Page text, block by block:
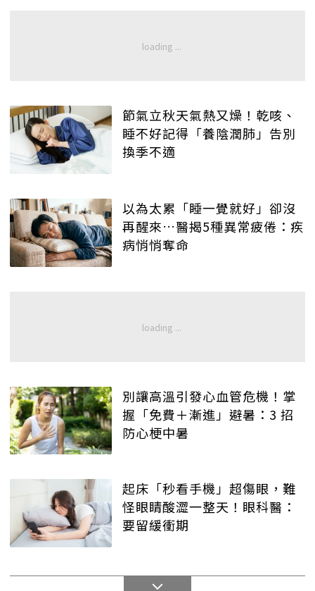
節氣立秋天氣熱又燥！乾咳、
睡不好記得「養陰潤肺」告別
換季不適
以為太累「睡一覺就好」卻沒
再醒來…醫揭5種異常疲倦：疾
病悄悄奪命
別讓高溫引發心血管危機！掌
握「免費＋漸進」避暑：3 招
防心梗中暑
起床「秒看手機」超傷眼，難
怪眼睛酸澀一整天！眼科醫：
要留緩衝期